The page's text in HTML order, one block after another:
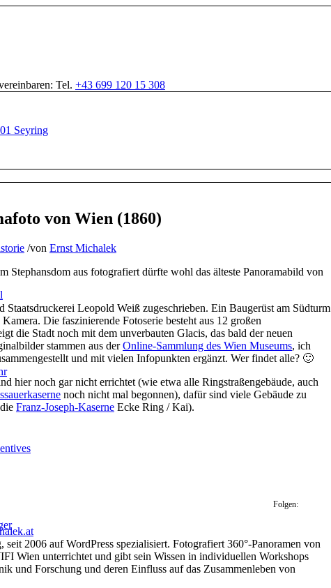
Tel. +43 699 120 15 308
von Wien (1860)
/von Ernst Michalek
Stephansdom aus fotografiert dürfte wohl das älteste Panoramabild von
Leopold Weiß zugeschrieben. Ein Baugerüst am Südturm
Die faszinierende Fotoserie besteht aus 12 großen
die Stadt noch mit dem unverbauten Glacis, das bald der neuen
stammen aus derOnline-Sammlung des Wien Museums, ich
und mit vielen Infopunkten ergänzt. Wer findet alle? 🙂
hier noch gar nicht errichtet (wie etwa alle Ringstraßengebäude, auch
noch nicht mal begonnen), dafür sind viele Gebäude zu
Franz-Joseph-Kaserne Ecke Ring / Kai).
Folgen:
seit 2006 auf WordPress spezialisiert. Fotografiert 360°-Panoramen von
Wien unterrichtet und gibt sein Wissen in individuellen Workshops
und Forschung und deren Einfluss auf das Zusammenleben von